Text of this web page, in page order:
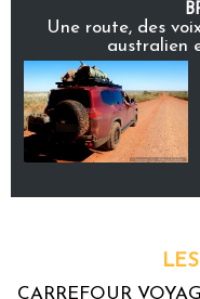
Une route, des
australien
LES
CARREFOUR